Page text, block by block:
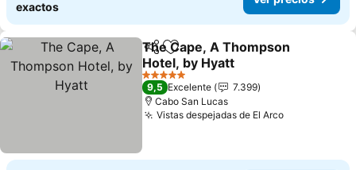
exactos
Compartir
Añadir a favoritos
The Cape, A Thompson
Hotel, by Hyatt
5 Estrellas
9,5 Excelente
7.399
Cabo San Lucas
Vistas despejadas de El Arco